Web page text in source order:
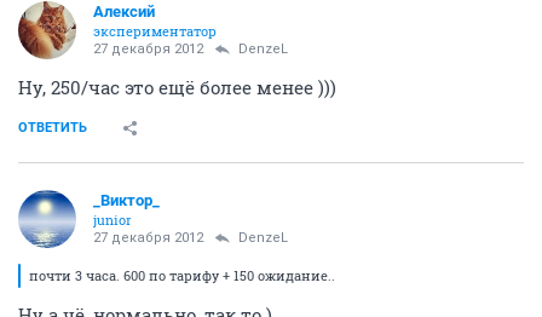
Алексий
экспериментатор
27 декабря 2012 DenzeL
Ну, 250/час это ещё более менее )))
ОТВЕТИТЬ
_Виктор_
juniоr
27 декабря 2012 DenzeL
почти 3 часа. 600 по тарифу + 150 ожидание..